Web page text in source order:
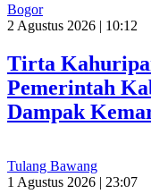
Bogor
2 Agustus 2026 | 10:12
Tirta
Pemerintah
Dampak
Tulang Bawang
1 Agustus 2026 | 23:07